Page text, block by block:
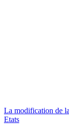
La modification de
Etats